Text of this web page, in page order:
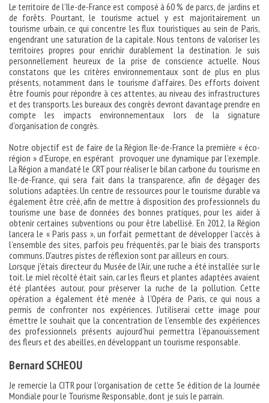
Le territoire de l’Ile-de-France est composé à 60 % de parcs, de jardins et
de forêts. Pourtant, le tourisme actuel y est majoritairement un
tourisme urbain, ce qui concentre les flux touristiques au sein de Paris,
engendrant une saturation de la capitale. Nous tentons de valoriser les
territoires propres pour enrichir durablement la destination. Je suis
personnellement heureux de la prise de conscience actuelle. Nous
constatons que les critères environnementaux sont de plus en plus
présents, notamment dans le tourisme d’affaires. Des efforts doivent
être fournis pour répondre à ces attentes, au niveau des infrastructures
et des transports. Les bureaux des congrès devront davantage prendre en
compte les impacts environnementaux lors de la signature
d’organisation de congrès.
Notre objectif est de faire de la Région Ile-de-France la première « éco-
région » d’Europe, en espérant provoquer une dynamique par l’exemple.
La Région a mandaté le CRT pour réaliser le bilan carbone du tourisme en
Ile-de-France, qui sera fait dans la transparence, afin de dégager des
solutions adaptées. Un centre de ressources pour le tourisme durable va
également être créé, afin de mettre à disposition des professionnels du
tourisme une base de données des bonnes pratiques, pour les aider à
obtenir certaines subventions ou pour être labellisé. En 2012, la Région
lancera le « Paris pass », un forfait permettant de développer l’accès à
l’ensemble des sites, parfois peu fréquentés, par le biais des transports
communs. D’autres pistes de réflexion sont par ailleurs en cours.
Lorsque j’étais directeur du Musée de l’Air, une ruche a été installée sur le
toit. Le miel récolté était sain, car les fleurs et plantes adaptées avaient
été plantées autour, pour préserver la ruche de la pollution. Cette
opération a également été menée à l’Opéra de Paris, ce qui nous a
permis de confronter nos expériences. J’utiliserai cette image pour
émettre le souhait que la concentration de l’ensemble des expériences
des professionnels présents aujourd’hui permettra l’épanouissement
des fleurs et des abeilles, en développant un tourisme responsable.
Bernard SCHEOU
Je remercie la CITR pour l’organisation de cette 5e édition de la Journée
Mondiale pour le Tourisme Responsable, dont je suis le parrain.